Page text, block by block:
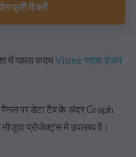
फ्री में करें
में पहला कदमVisme ग्राफ़ इंजन
पर डेटा टैब के अंदर Graph
प्रोजेक्ट्स में उपलब्ध है।